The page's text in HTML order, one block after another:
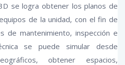
se logra obtener los planos de
de la unidad, con el fin de
de mantenimiento, inspección e
se puede simular desde
obtener espacios,